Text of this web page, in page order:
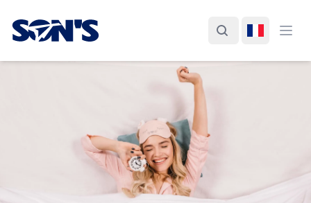
Laboratorios Química Son's
Rechercher
Changer